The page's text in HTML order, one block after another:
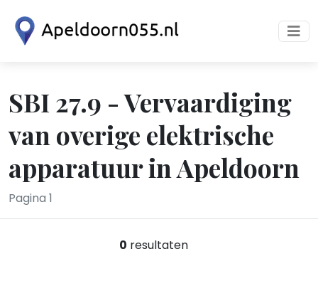
SBI 27.9 - Vervaardiging
van overige elektrische
apparatuur in Apeldoorn
Pagina 1
0 resultaten